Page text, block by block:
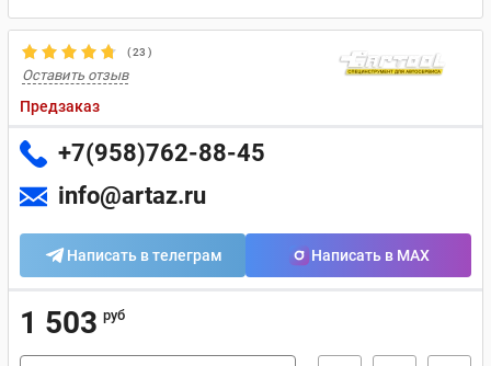
(23 )
Оставить отзыв
Предзаказ
+7(958)762-88-45
info@artaz.ru
Написать в телеграм Написать в MAX
1 503 руб